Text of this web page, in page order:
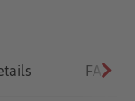
FAQ